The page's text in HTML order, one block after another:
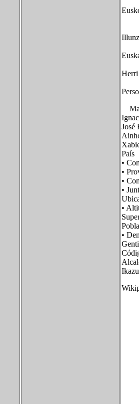
José
•
•
•
•
•
•